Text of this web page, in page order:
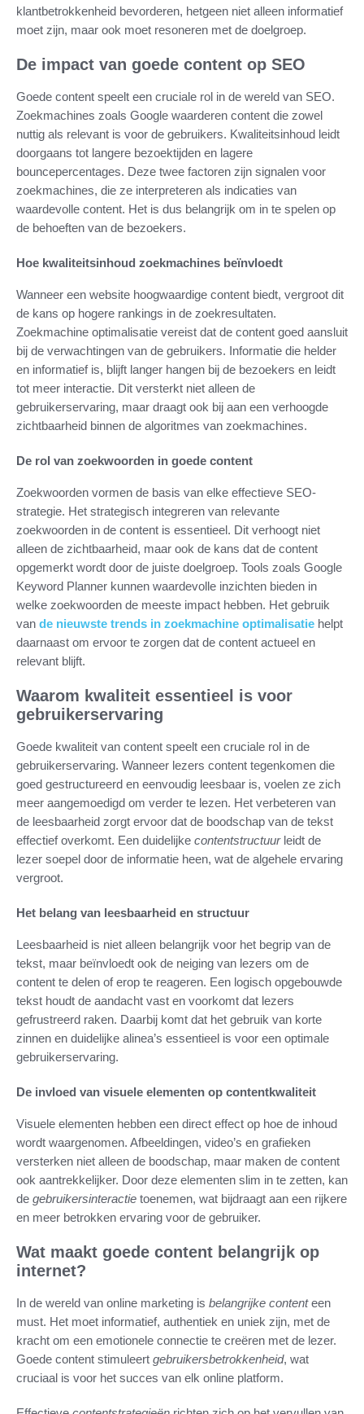
klantbetrokkenheid bevorderen, hetgeen niet alleen informatief
moet zijn, maar ook moet resoneren met de doelgroep.
De impact van goede content op SEO
Goede content speelt een cruciale rol in de wereld van SEO.
Zoekmachines zoals Google waarderen content die zowel
nuttig als relevant is voor de gebruikers. Kwaliteitsinhoud leidt
doorgaans tot langere bezoektijden en lagere
bouncepercentages. Deze twee factoren zijn signalen voor
zoekmachines, die ze interpreteren als indicaties van
waardevolle content. Het is dus belangrijk om in te spelen op
de behoeften van de bezoekers.
Hoe kwaliteitsinhoud zoekmachines beïnvloedt
Wanneer een website hoogwaardige content biedt, vergroot dit
de kans op hogere rankings in de zoekresultaten.
Zoekmachine optimalisatie vereist dat de content goed aansluit
bij de verwachtingen van de gebruikers. Informatie die helder
en informatief is, blijft langer hangen bij de bezoekers en leidt
tot meer interactie. Dit versterkt niet alleen de
gebruikerservaring, maar draagt ook bij aan een verhoogde
zichtbaarheid binnen de algoritmes van zoekmachines.
De rol van zoekwoorden in goede content
Zoekwoorden vormen de basis van elke effectieve SEO-
strategie. Het strategisch integreren van relevante
zoekwoorden in de content is essentieel. Dit verhoogt niet
alleen de zichtbaarheid, maar ook de kans dat de content
opgemerkt wordt door de juiste doelgroep. Tools zoals Google
Keyword Planner kunnen waardevolle inzichten bieden in
welke zoekwoorden de meeste impact hebben. Het gebruik
van de nieuwste trends in zoekmachine optimalisatie helpt
daarnaast om ervoor te zorgen dat de content actueel en
relevant blijft.
Waarom kwaliteit essentieel is voor
gebruikerservaring
Goede kwaliteit van content speelt een cruciale rol in de
gebruikerservaring. Wanneer lezers content tegenkomen die
goed gestructureerd en eenvoudig leesbaar is, voelen ze zich
meer aangemoedigd om verder te lezen. Het verbeteren van
de leesbaarheid zorgt ervoor dat de boodschap van de tekst
effectief overkomt. Een duidelijke contentstructuurleidt de
lezer soepel door de informatie heen, wat de algehele ervaring
vergroot.
Het belang van leesbaarheid en structuur
Leesbaarheid is niet alleen belangrijk voor het begrip van de
tekst, maar beïnvloedt ook de neiging van lezers om de
content te delen of erop te reageren. Een logisch opgebouwde
tekst houdt de aandacht vast en voorkomt dat lezers
gefrustreerd raken. Daarbij komt dat het gebruik van korte
zinnen en duidelijke alinea’s essentieel is voor een optimale
gebruikerservaring.
De invloed van visuele elementen op contentkwaliteit
Visuele elementen hebben een direct effect op hoe de inhoud
wordt waargenomen. Afbeeldingen, video’s en grafieken
versterken niet alleen de boodschap, maar maken de content
ook aantrekkelijker. Door deze elementen slim in te zetten, kan
de gebruikersinteractie toenemen, wat bijdraagt aan een rijkere
en meer betrokken ervaring voor de gebruiker.
Wat maakt goede content belangrijk op
internet?
In de wereld van online marketing is belangrijke contenteen
must. Het moet informatief, authentiek en uniek zijn, met de
kracht om een emotionele connectie te creëren met de lezer.
Goede content stimuleert gebruikersbetrokkenheid, wat
cruciaal is voor het succes van elk online platform.